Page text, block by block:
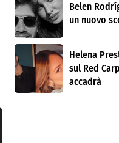
Belen
un nuovo
Helena
sul Red
accadrà